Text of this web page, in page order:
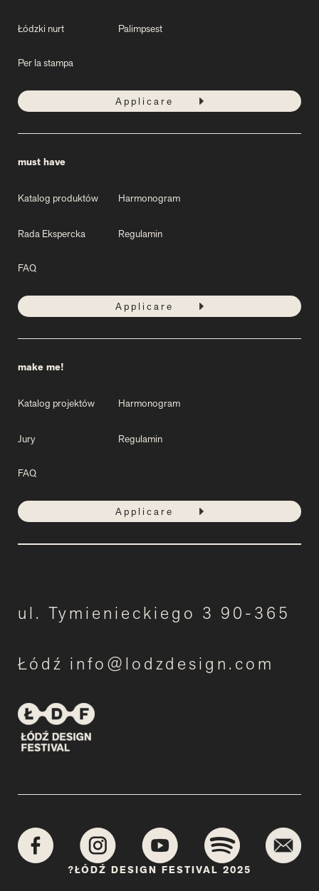
Łódzki nurt Palimpsest
Per la stampa
Applicare
must have
Katalog produktów Harmonogram
Rada Ekspercka Regulamin
FAQ
Applicare
make me!
Katalog projektów Harmonogram
Jury Regulamin
FAQ
Applicare
ul. Tymienieckiego 3 90-365
Łódź info@lodzdesign.com
?ŁÓDŹ DESIGN FESTIVAL 2025